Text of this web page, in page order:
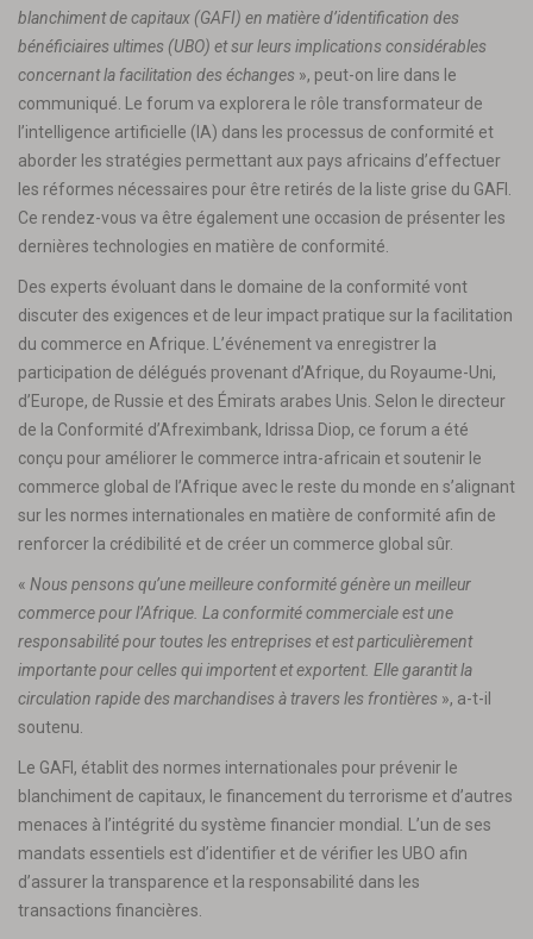
blanchiment de capitaux (GAFI) en matière d’identification des
bénéficiaires ultimes (UBO) et sur leurs implications considérables
concernant la facilitation des échanges », peut-on lire dans le
communiqué. Le forum va explorera le rôle transformateur de
l’intelligence artificielle (IA) dans les processus de conformité et
aborder les stratégies permettant aux pays africains d’effectuer
les réformes nécessaires pour être retirés de la liste grise du GAFI.
Ce rendez-vous va être également une occasion de présenter les
dernières technologies en matière de conformité.
Des experts évoluant dans le domaine de la conformité vont
discuter des exigences et de leur impact pratique sur la facilitation
du commerce en Afrique. L’événement va enregistrer la
participation de délégués provenant d’Afrique, du Royaume-Uni,
d’Europe, de Russie et des Émirats arabes Unis. Selon le directeur
de la Conformité d’Afreximbank, Idrissa Diop, ce forum a été
conçu pour améliorer le commerce intra-africain et soutenir le
commerce global de l’Afrique avec le reste du monde en s’alignant
sur les normes internationales en matière de conformité afin de
renforcer la crédibilité et de créer un commerce global sûr.
« Nous pensons qu’une meilleure conformité génère un meilleur
commerce pour l’Afrique. La conformité commerciale est une
responsabilité pour toutes les entreprises et est particulièrement
importante pour celles qui importent et exportent. Elle garantit la
circulation rapide des marchandises à travers les frontières », a-t-il
soutenu.
Le GAFI, établit des normes internationales pour prévenir le
blanchiment de capitaux, le financement du terrorisme et d’autres
menaces à l’intégrité du système financier mondial L’un de ses
mandats essentiels est d’identifier et de vérifier les UBO afin
d’assurer la transparence et la responsabilité dans les
transactions financières.